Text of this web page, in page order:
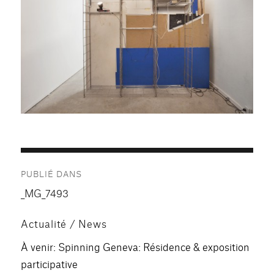
de
PUBLIÉ DANS
_MG_7493
Actualité / News
À venir: Spinning Geneva: Résidence & exposition
participative